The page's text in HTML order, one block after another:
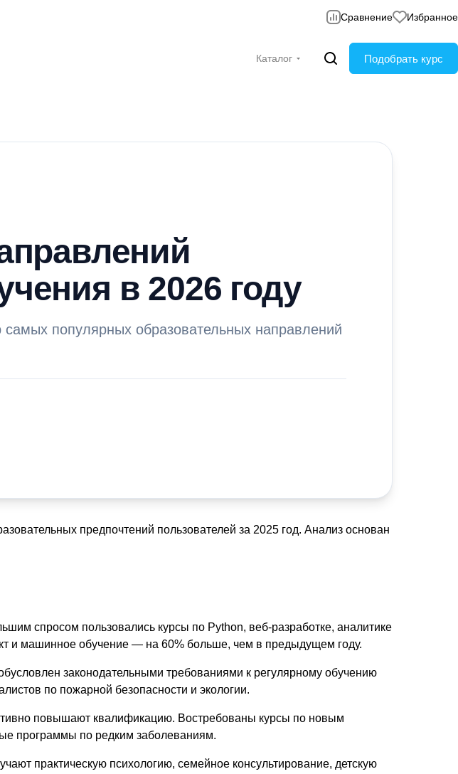
Сравнение Избранное
Каталог Подобрать курс
в 2026 году
популярных образовательных направлений
предпочтений пользователей за 2025 год. Анализ основан
спросом пользовались курсы по Python, веб-разработке, аналитике
и машинное обучение — на 60% больше, чем в предыдущем году.
законодательными требованиями к регулярному обучению
по пожарной безопасности и экологии.
повышают квалификацию. Востребованы курсы по новым
программы по редким заболеваниям.
практическую психологию, семейное консультирование, детскую